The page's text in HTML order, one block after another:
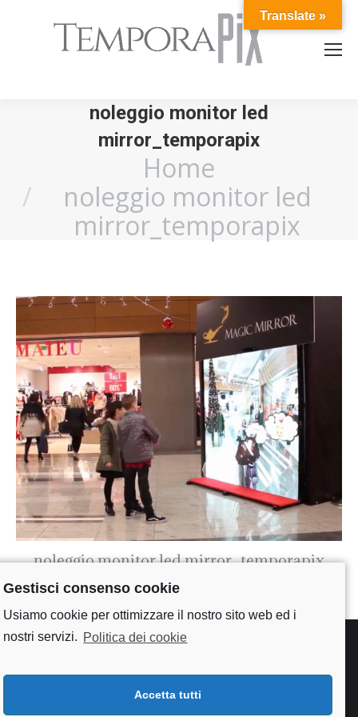
Gestisci consenso cookie
Usiamo cookie per ottimizzare il nostro sito web ed i
nostri servizi. Politica dei cookie
Accetta tutti
noleggio monitor led
mirror_temporapix
Home
noleggio monitor led
mirror_temporapix
noleggio monitor led mirror_temporapix
Translate »